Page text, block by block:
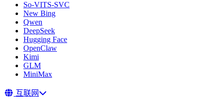
So-VITS-SVC
New Bing
Qwen
DeepSeek
Hugging Face
OpenClaw
Kimi
GLM
MiniMax
互联网